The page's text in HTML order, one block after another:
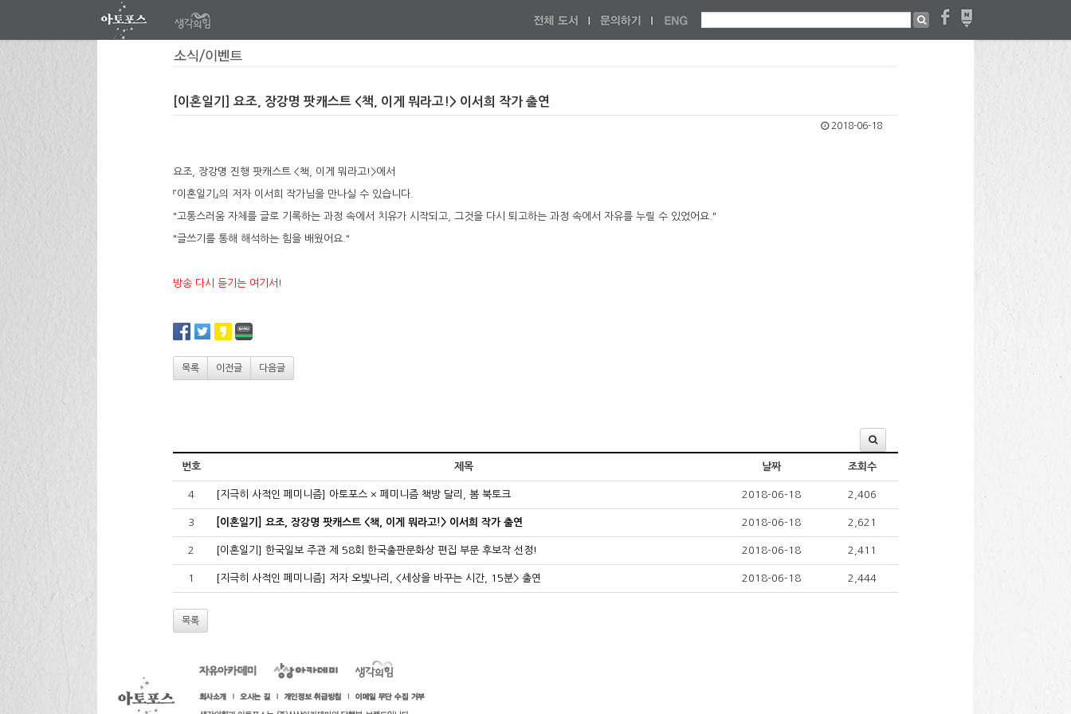
[이혼일기] 요조, 장강명 팟캐스트 <책, 이게 뭐라고!> 이서희 작가 출연
2018-06-18
요조, 장강명 진행 팟캐스트 <책, 이게 뭐라고!>에서
『이혼일기』의 저자 이서희 작가님을 만나실 수 있습니다.
"고통스러움 자체를 글로 기록하는 과정 속에서 치유가 시작되고, 그것을 다시 퇴고하는 과정 속에서 자유를 누릴 수 있었어요."
"글쓰기를 통해 해석하는 힘을 배웠어요."
방송 다시 듣기는 여기서!
목록 이전글 다음글
번호 제목 날짜 조회수
4 [지극히 사적인 페미니즘] 아토포스 × 페미니즘 책방 달리, 봄 북토크 2018-06-18 2,406
3 [이혼일기] 요조, 장강명 팟캐스트 <책, 이게 뭐라고!> 이서희 작가 출연 2018-06-18 2,621
2 [이혼일기] 한국일보 주관 제 58회 한국출판문화상 편집 부문 후보작 선정! 2018-06-18 2,411
1 [지극히 사적인 페미니즘] 저자 오빛나리, <세상을 바꾸는 시간, 15분> 출연 2018-06-18 2,444
목록